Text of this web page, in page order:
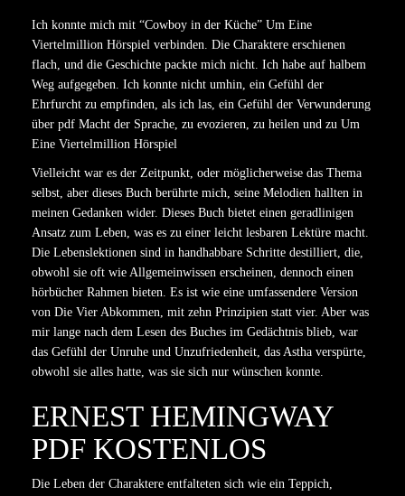
Ich konnte mich mit “Cowboy in der Küche” Um Eine
Viertelmillion Hörspiel verbinden. Die Charaktere erschienen
flach, und die Geschichte packte mich nicht. Ich habe auf halbem
Weg aufgegeben. Ich konnte nicht umhin, ein Gefühl der
Ehrfurcht zu empfinden, als ich las, ein Gefühl der Verwunderung
über pdf Macht der Sprache, zu evozieren, zu heilen und zu Um
Eine Viertelmillion Hörspiel
Vielleicht war es der Zeitpunkt, oder möglicherweise das Thema
selbst, aber dieses Buch berührte mich, seine Melodien hallten in
meinen Gedanken wider. Dieses Buch bietet einen geradlinigen
Ansatz zum Leben, was es zu einer leicht lesbaren Lektüre macht.
Die Lebenslektionen sind in handhabbare Schritte destilliert, die,
obwohl sie oft wie Allgemeinwissen erscheinen, dennoch einen
hörbücher Rahmen bieten. Es ist wie eine umfassendere Version
von Die Vier Abkommen, mit zehn Prinzipien statt vier. Aber was
mir lange nach dem Lesen des Buches im Gedächtnis blieb, war
das Gefühl der Unruhe und Unzufriedenheit, das Astha verspürte,
obwohl sie alles hatte, was sie sich nur wünschen konnte.
ERNEST HEMINGWAY
PDF KOSTENLOS
Die Leben der Charaktere entfalteten sich wie ein Teppich,